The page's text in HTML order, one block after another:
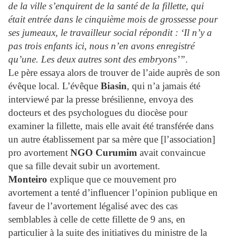
de la ville s’enquirent de la santé de la fillette, qui
était entrée dans le cinquième mois de grossesse pour
ses jumeaux, le travailleur social répondit : ‘Il n’y a
pas trois enfants ici, nous n’en avons enregistré
qu’une. Les deux autres sont des embryons’”.
Le père essaya alors de trouver de l’aide auprès de son
évêque local. L’évêque Biasin, qui n’a jamais été
interviewé par la presse brésilienne, envoya des
docteurs et des psychologues du diocèse pour
examiner la fillette, mais elle avait été transférée dans
un autre établissement par sa mère que [l’association]
pro avortement NGO Curumim avait convaincue
que sa fille devait subir un avortement.
Monteiro explique que ce mouvement pro
avortement a tenté d’influencer l’opinion publique en
faveur de l’avortement légalisé avec des cas
semblables à celle de cette fillette de 9 ans, en
particulier à la suite des initiatives du ministre de la